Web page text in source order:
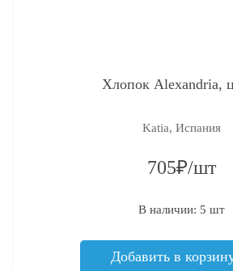
Хлопок Alexandria,
Katia, Испания
705₽/шт
В наличии: 5 шт
Добавить в